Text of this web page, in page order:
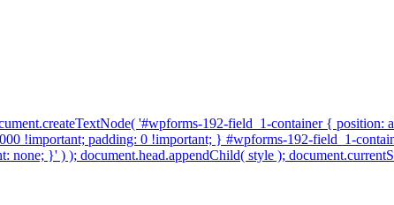
'#wpforms-192-field_1-container {
!important; padding: 0 !important; } #wpforms-192-field_1-
}' ) ); document.head.appendChild( style );